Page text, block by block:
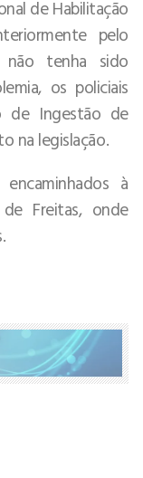
de Habilitação
pelo
tenha sido
os policiais
de Ingestão de
na legislação.
à
Freitas, onde